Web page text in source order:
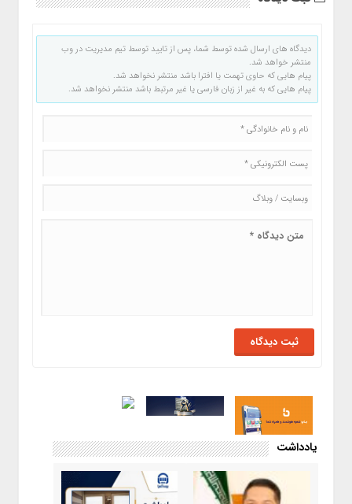
دیدگاه های ارسال شده توسط شما، پس از تایید توسط تیم مدیریت در وب
منتشر خواهد شد.
پیام هایی که حاوی تهمت یا افترا باشد منتشر نخواهد شد.
پیام هایی که به غیر از زبان فارسی یا غیر مرتبط باشد منتشر نخواهد شد.
یادداشت